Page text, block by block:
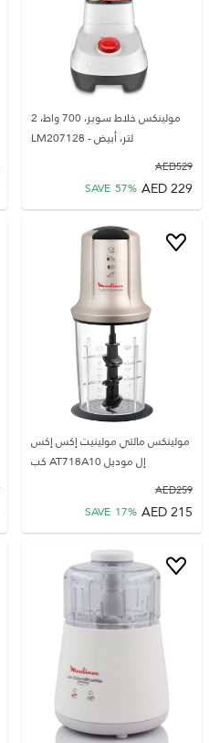
مولينكس خلاط سوبر، 700 واط، 2
لتر، أبيض - LM207128
529
AED
229
AED
SAVE 57%
مولينكس مالتي مولينيت إكس إكس
إل موديل AT718A10 كب
259
AED
215
AED
SAVE 17%